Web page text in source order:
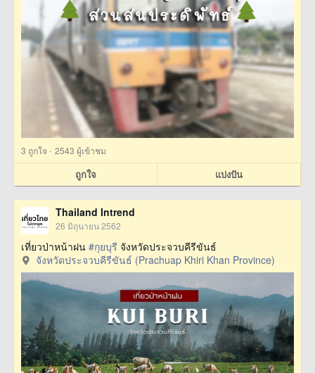
3 ถูกใจ · 2543 ผู้เข้าชม
ถูกใจ แบ่งปัน
Thailand Intrend
26 มิถุนายน 2562
เที่ยวป่าหน้าฝน #กุยบุรี จังหวัดประจวบคีรีขันธ์
จังหวัดประจวบคีรีขันธ์ (Prachuap Khiri Khan Province)